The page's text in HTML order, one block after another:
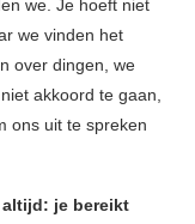
we. Je hoeft niet
we vinden het
over dingen, we
akkoord te gaan,
ons uit te spreken
je bereikt